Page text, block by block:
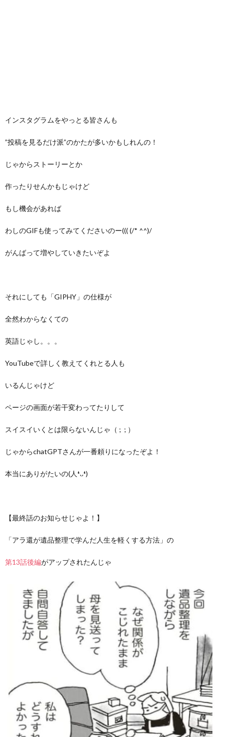
インスタグラムをやっとる皆さんも
”投稿を見るだけ派”のかたが多いかもしれんの！
じゃからストーリーとか
作ったりせんかもじゃけど
もし機会があれば
わしのGIFも使ってみてくださいのー((( (/* ^^)/
がんばって増やしていきたいぞよ
それにしても「GIPHY」の仕様が
全然わからなくての
英語じゃし。。。
YouTubeで詳しく教えてくれとる人も
いるんじゃけど
ページの画面が若干変わってたりして
スイスイいくとは限らないんじゃ（ ; ; ）
じゃからchatGPTさんが一番頼りになったぞよ！
本当にありがたいの(人❛ᴗ❛)
【最終話のお知らせじゃよ！】
「アラ還が遺品整理で学んだ人生を軽くする方法」の
第13話後編がアップされたんじゃ